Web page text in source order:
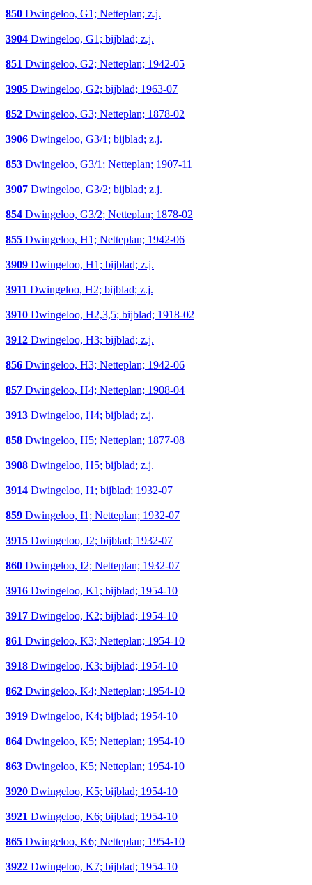
850 Dwingeloo, G1; Netteplan; z.j.
3904 Dwingeloo, G1; bijblad; z.j.
851 Dwingeloo, G2; Netteplan; 1942-05
3905 Dwingeloo, G2; bijblad; 1963-07
852 Dwingeloo, G3; Netteplan; 1878-02
3906 Dwingeloo, G3/1; bijblad; z.j.
853 Dwingeloo, G3/1; Netteplan; 1907-11
3907 Dwingeloo, G3/2; bijblad; z.j.
854 Dwingeloo, G3/2; Netteplan; 1878-02
855 Dwingeloo, H1; Netteplan; 1942-06
3909 Dwingeloo, H1; bijblad; z.j.
3911 Dwingeloo, H2; bijblad; z.j.
3910 Dwingeloo, H2,3,5; bijblad; 1918-02
3912 Dwingeloo, H3; bijblad; z.j.
856 Dwingeloo, H3; Netteplan; 1942-06
857 Dwingeloo, H4; Netteplan; 1908-04
3913 Dwingeloo, H4; bijblad; z.j.
858 Dwingeloo, H5; Netteplan; 1877-08
3908 Dwingeloo, H5; bijblad; z.j.
3914 Dwingeloo, I1; bijblad; 1932-07
859 Dwingeloo, I1; Netteplan; 1932-07
3915 Dwingeloo, I2; bijblad; 1932-07
860 Dwingeloo, I2; Netteplan; 1932-07
3916 Dwingeloo, K1; bijblad; 1954-10
3917 Dwingeloo, K2; bijblad; 1954-10
861 Dwingeloo, K3; Netteplan; 1954-10
3918 Dwingeloo, K3; bijblad; 1954-10
862 Dwingeloo, K4; Netteplan; 1954-10
3919 Dwingeloo, K4; bijblad; 1954-10
864 Dwingeloo, K5; Netteplan; 1954-10
863 Dwingeloo, K5; Netteplan; 1954-10
3920 Dwingeloo, K5; bijblad; 1954-10
3921 Dwingeloo, K6; bijblad; 1954-10
865 Dwingeloo, K6; Netteplan; 1954-10
3922 Dwingeloo, K7; bijblad; 1954-10